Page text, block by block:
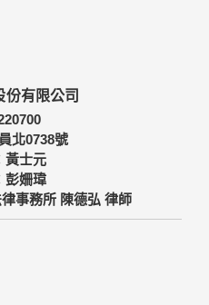
保護網站及您的個人資料採用
的人員才能接觸您的個人資
約，如有違反保密義務者，將
位提供服務時，本網站亦會嚴
取必要檢查程序以確定其將確
但該連結網站不適用本網站
連結網站中的隱私權保護政
份有限公司
北0738號
黃士元
彭姍瑋
事務所 陳德弘 律師